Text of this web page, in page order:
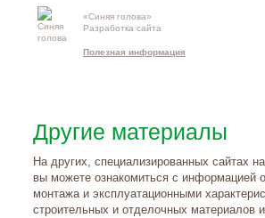
«Синяя голова»
Разработка сайта
Полезная информация
Другие материалы
На других, специализированных сайтах
вы можете ознакомиться с информацией
монтажа и эксплуатационными
строительных и отделочных материалов